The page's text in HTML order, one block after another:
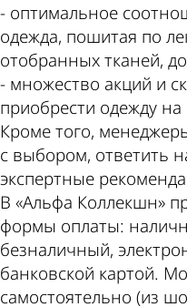
- оптимальное
одежда, пошитая по
отобранных тканей,
- множество акций и
приобрести одежду
Кроме того,
с выбором, ответить
экспертные
В «Альфа Коллекшн»
формы оплаты:
безналичный,
банковской картой.
самостоятельно (из